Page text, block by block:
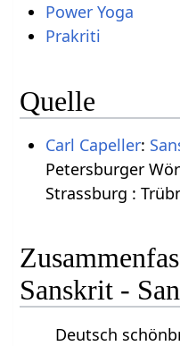
Power Yoga
Prakriti
Quelle
Carl Capeller:
Petersburger
Strassburg :
Sanskrit -
Deutsch